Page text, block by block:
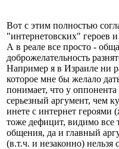
Вот с этим полностью
"интернетовских" героев
А в реале все просто -
доброжелательность
Например я в Израиле ни
которое мне бы желало
понимает, что у
серьезный аргумент, чем
инете с интернет
тоже дефицит, видимо все
общения, да и главный
(в.т.ч. и незаконно) нельзя